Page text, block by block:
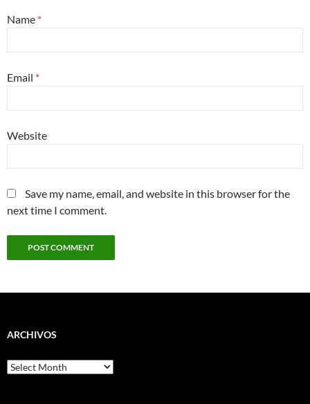
Name *
Email *
Website
Save my name, email, and website in this browser for the
next time I comment.
ARCHIVOS
Archivos